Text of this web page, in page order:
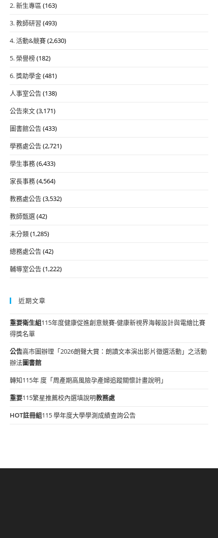
2. 新生專區 (163)
3. 教師研習 (493)
4. 活動&競賽(2,630)
5. 榮譽榜(182)
6. 獎助學金(481)
人事室公告(138)
公告來文(3,171)
圖書館公告(433)
學務處公告(2,721)
學生事務(6,433)
家長事務(4,564)
教務處公告(3,532)
教師甄選(42)
未分類(1,285)
總務處公告(42)
輔導室公告(1,222)
近期文章
重要衛生組115年度健康促進創意競賽-健康新視界海報設計與電繪比賽
得獎名單
公告高市圖辦理「2026朗聲大賞：朗讀文本演出影片徵選活動」之活動
辦法圖書館
轉知115年 度「周產期高風險孕產婦追蹤關懷計畫說明」
重要115繁星推薦校內選填說明教務處
HOT註冊組115 學年度大學學測成績查詢公告